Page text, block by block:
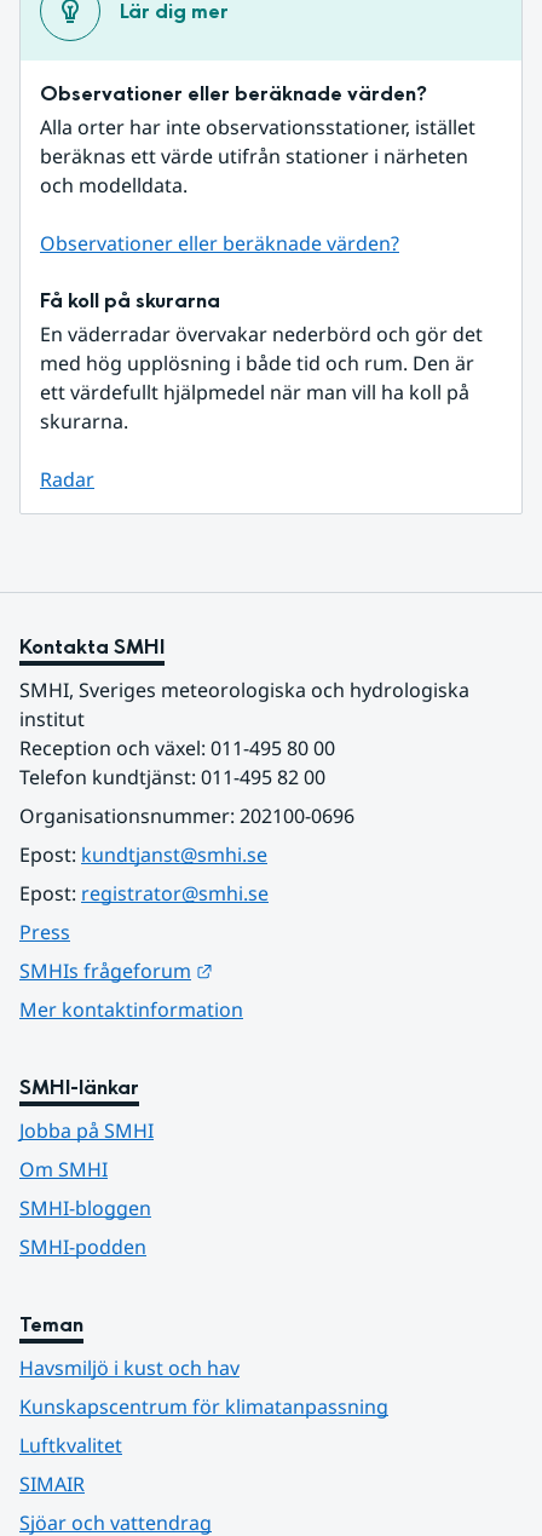
Lär dig mer
Observationer eller beräknade värden?
Alla orter har inte observationsstationer, istället
beräknas ett värde utifrån stationer i närheten
och modelldata.
Observationer eller beräknade värden?
Få koll på skurarna
En väderradar övervakar nederbörd och gör det
med hög upplösning i både tid och rum. Den är
ett värdefullt hjälpmedel när man vill ha koll på
skurarna.
Radar
Kontakta SMHI
SMHI, Sveriges meteorologiska och hydrologiska
institut
Reception och växel: 011-495 80 00
Telefon kundtjänst: 011-495 82 00
Organisationsnummer: 202100-0696
Epost: kundtjanst@smhi.se
Epost: registrator@smhi.se
Press
SMHIs frågeforum
Mer kontaktinformation
SMHI-länkar
Jobba på SMHI
Om SMHI
SMHI-bloggen
SMHI-podden
Teman
Havsmiljö i kust och hav
Kunskapscentrum för klimatanpassning
Luftkvalitet
SIMAIR
Sjöar och vattendrag